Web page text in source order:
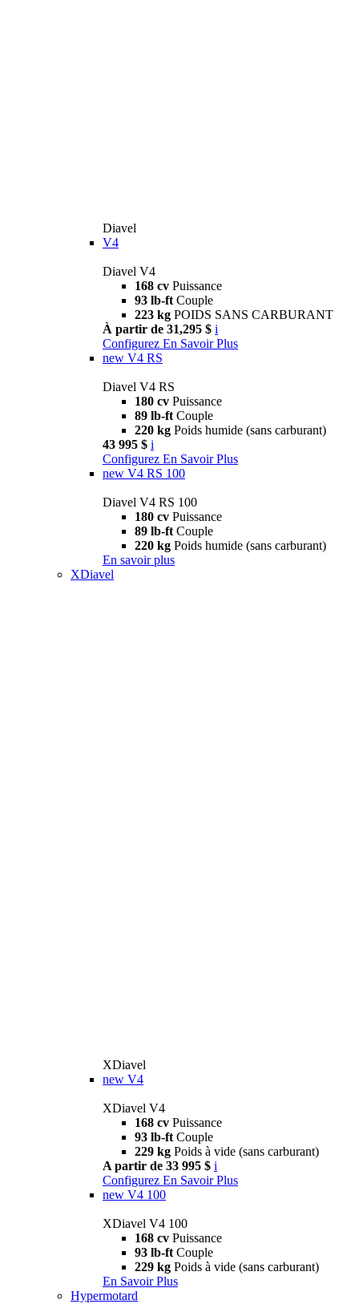
Diavel
V4
Diavel V4
168 cv Puissance
93 lb-ft Couple
223 kg POIDS SANS CARBURANT
À partir de 31,295 $ i
Configurez En Savoir Plus
new V4 RS
Diavel V4 RS
180 cv Puissance
89 lb-ft Couple
220 kg Poids humide (sans carburant)
43 995 $ i
Configurez En Savoir Plus
new V4 RS 100
Diavel V4 RS 100
180 cv Puissance
89 lb-ft Couple
220 kg Poids humide (sans carburant)
En savoir plus
XDiavel
XDiavel
new V4
XDiavel V4
168 cv Puissance
93 lb-ft Couple
229 kg Poids à vide (sans carburant)
A partir de 33 995 $ i
Configurez En Savoir Plus
new V4 100
XDiavel V4 100
168 cv Puissance
93 lb-ft Couple
229 kg Poids à vide (sans carburant)
En Savoir Plus
Hypermotard